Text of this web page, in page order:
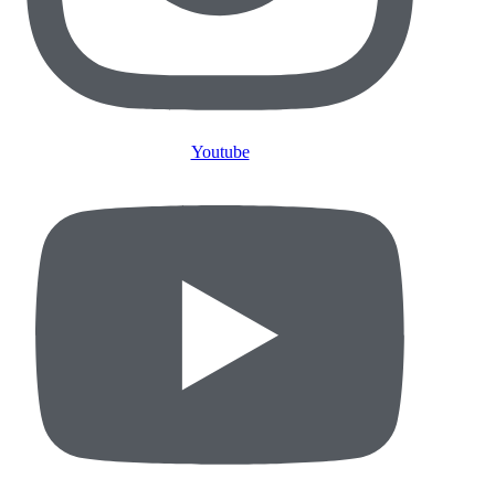
Youtube